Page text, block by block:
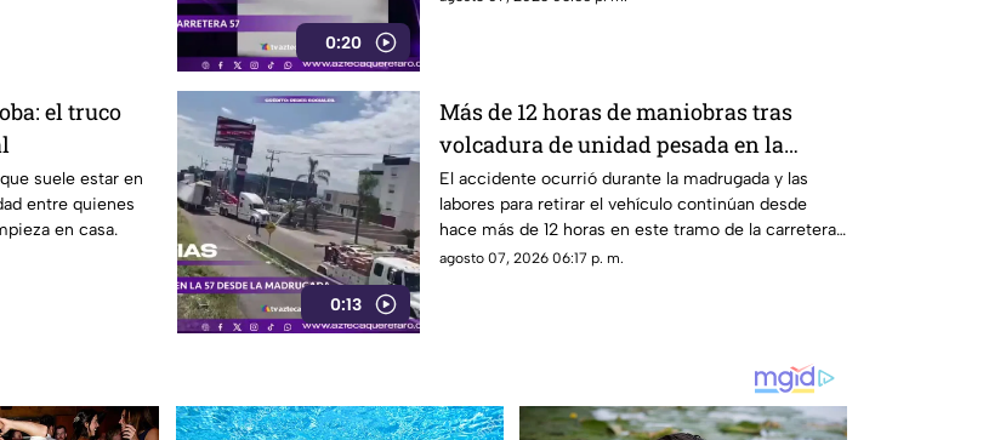
0:20
el truco
suele estar en
entre quienes
en casa.
0:13
Más de 12 horas de maniobras tras
volcadura de unidad pesada en la
carretera 57
El accidente ocurrió durante la madrugada y las
labores para retirar el vehículo continúan desde
hace más de 12 horas en este tramo de la carretera
57.
agosto 07, 2026 06:17 p. m.